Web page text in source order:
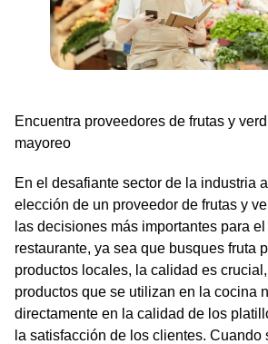
Encuentra proveedores de frutas y
mayoreo
En el desafiante sector de la industria
elección de un proveedor de frutas y
las decisiones más importantes para
restaurante, ya sea que busques fruta
productos locales, la calidad es
productos que se utilizan en la cocina
directamente en la calidad de los
la satisfacción de los clientes. Cuando